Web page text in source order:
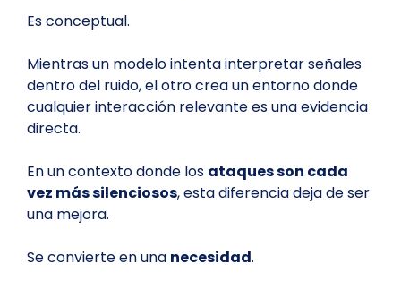
Es conceptual.
Mientras un modelo intenta interpretar señales
dentro del ruido, el otro crea un entorno donde
cualquier interacción relevante es una evidencia
directa.
En un contexto donde los ataques son cada
vez más silenciosos, esta diferencia deja de ser
una mejora.
Se convierte en una necesidad.